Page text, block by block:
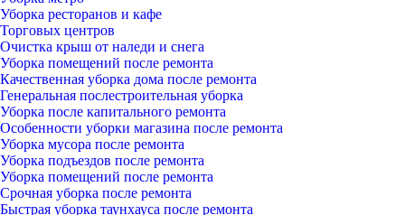
Уборка ресторанов и кафе
Торговых центров
Очистка крыш от наледи и снега
Уборка помещений после ремонта
Качественная уборка дома после ремонта
Генеральная послестроительная уборка
Уборка после капитального ремонта
Особенности уборки магазина после ремонта
Уборка мусора после ремонта
Уборка подъездов после ремонта
Уборка помещений после ремонта
Срочная уборка после ремонта
Быстрая уборка таунхауса после ремонта